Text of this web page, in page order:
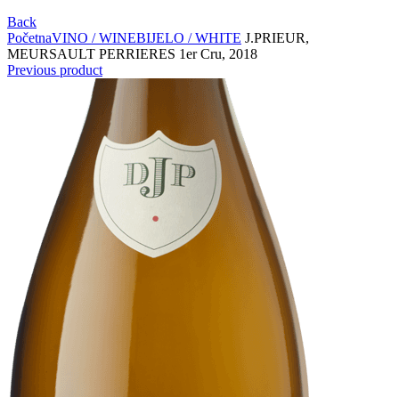
Back
PočetnaVINO / WINEBIJELO / WHITE J.PRIEUR,
MEURSAULT PERRIERES 1er Cru, 2018
Previous product